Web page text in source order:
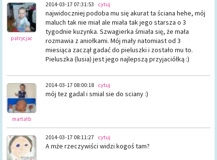
patrycjac
2014-03-17 07:31:53 cytuj
najwidoczniej podoba mu się akurat ta ściana hehe, mój
maluch tak nie miał ale miała tak jego starsza o 3
tygodnie kuzynka. Szwagierka śmiała się, że mała
rozmawia z aniołkami. Mój mały natomiast od 3
miesiąca zaczął gadać do pieluszki i zostało mu to.
Pieluszka (lusia) jest jego najlepszą przyjaciółką :)
martatb
2014-03-17 08:00:18 cytuj
mój tez gadal i smial sie do sciany :)
2014-03-17 08:11:27 cytuj
A mże rzeczywiści widzi kogoś tam?